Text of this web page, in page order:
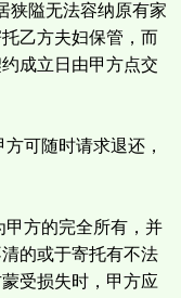
隘无法容纳原有家
乙方夫妇保管，而
成立日由甲方点交
可随时请求退还，
方的完全所有，并
的或于寄托有不法
受损失时，甲方应